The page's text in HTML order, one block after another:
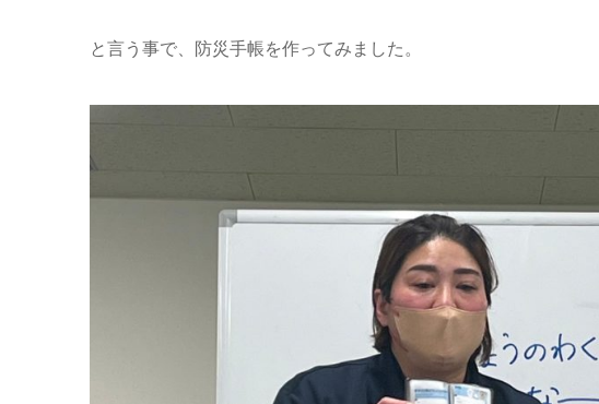
と言う事で、防災手帳を作ってみました。